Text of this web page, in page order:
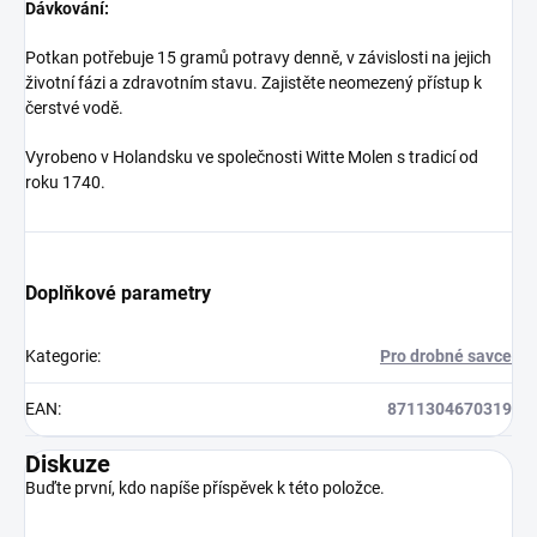
Dávkování:
Potkan potřebuje 15 gramů potravy denně, v závislosti na jejich
životní fázi a zdravotním stavu. Zajistěte neomezený přístup k
čerstvé vodě.
Vyrobeno v Holandsku ve společnosti Witte Molen s tradicí od
roku 1740.
Doplňkové parametry
Kategorie: Pro drobné savce
EAN: 8711304670319
Diskuze
Buďte první, kdo napíše příspěvek k této položce.